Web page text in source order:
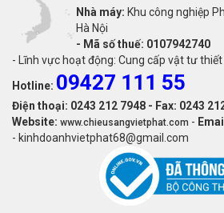
Nhà máy: Khu công nghiệp
Hà Nội
- Mã số thuế: 0107942740
- Lĩnh vực hoạt động: Cung cấp vật tư
Hotline: 09427 111 55
Điện thoại: 0243 212 7948 - Fax: 0243
Website: www.chieusangvietphat.com -
- kinhdoanhvietphat68@gmail.com